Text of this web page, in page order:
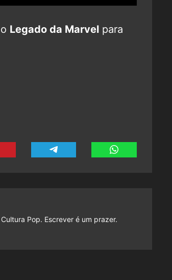
Legado da Marvel para
Pop. Escrever é um prazer.